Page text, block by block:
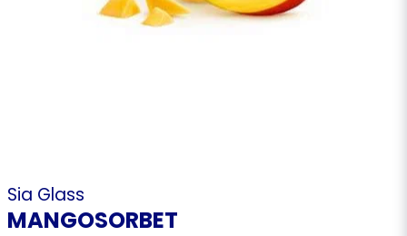
Sia Glass
MANGOSORBET